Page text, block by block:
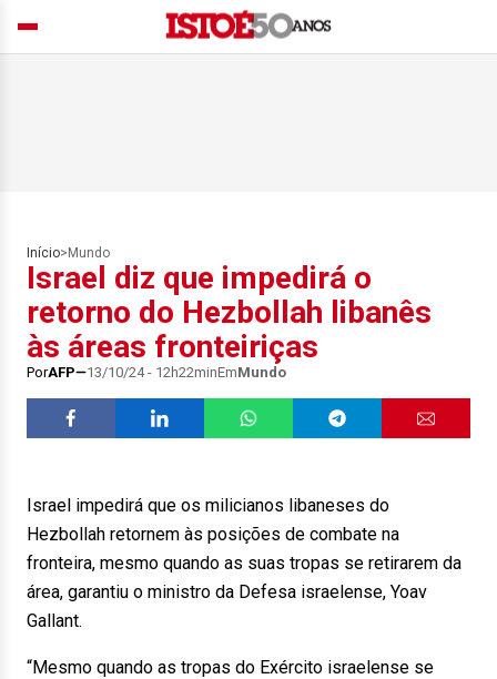
Início> Mundo
Israel diz que impedirá o
retorno do Hezbollah libanês
às áreas fronteiriças
PorAFP 13/10/24 - 12h22minEmMundo
Israel impedirá que os milicianos libaneses do
Hezbollah retornem às posições de combate na
fronteira, mesmo quando as suas tropas se retirarem da
área, garantiu o ministro da Defesa israelense, Yoav
Gallant.
“Mesmo quando as tropas do Exército israelense se